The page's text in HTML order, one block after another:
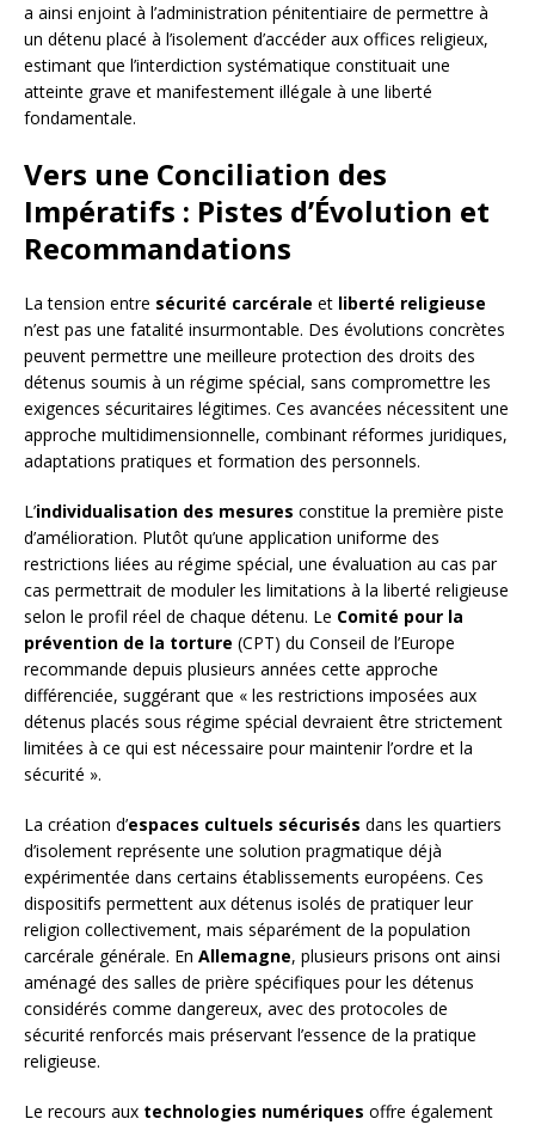
a ainsi enjoint à l’administration pénitentiaire de permettre à
un détenu placé à l’isolement d’accéder aux offices religieux,
estimant que l’interdiction systématique constituait une
atteinte grave et manifestement illégale à une liberté
fondamentale.
Vers une Conciliation des
Impératifs : Pistes d’Évolution et
Recommandations
La tension entre sécurité carcérale et liberté religieuse
n’est pas une fatalité insurmontable. Des évolutions concrètes
peuvent permettre une meilleure protection des droits des
détenus soumis à un régime spécial, sans compromettre les
exigences sécuritaires légitimes. Ces avancées nécessitent une
approche multidimensionnelle, combinant réformes juridiques,
adaptations pratiques et formation des personnels.
L’individualisation des mesures constitue la première piste
d’amélioration. Plutôt qu’une application uniforme des
restrictions liées au régime spécial, une évaluation au cas par
cas permettrait de moduler les limitations à la liberté religieuse
selon le profil réel de chaque détenu. Le Comité pour la
prévention de la torture (CPT) du Conseil de l’Europe
recommande depuis plusieurs années cette approche
différenciée, suggérant que « les restrictions imposées aux
détenus placés sous régime spécial devraient être strictement
limitées à ce qui est nécessaire pour maintenir l’ordre et la
sécurité ».
La création d’espaces cultuels sécurisés dans les quartiers
d’isolement représente une solution pragmatique déjà
expérimentée dans certains établissements européens. Ces
dispositifs permettent aux détenus isolés de pratiquer leur
religion collectivement, mais séparément de la population
carcérale générale. En Allemagne, plusieurs prisons ont ainsi
aménagé des salles de prière spécifiques pour les détenus
considérés comme dangereux, avec des protocoles de
sécurité renforcés mais préservant l’essence de la pratique
religieuse.
Le recours aux technologies numériques offre également